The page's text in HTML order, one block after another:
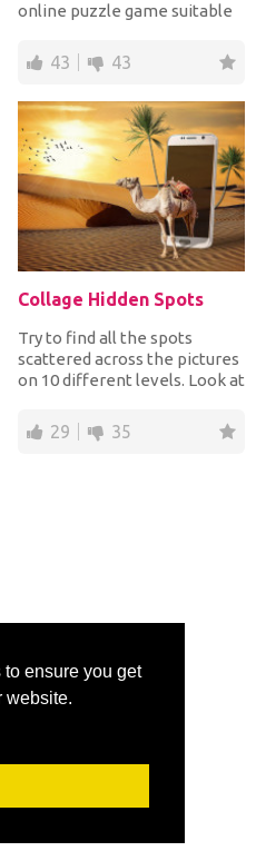
ensure you get
website.
online puzzle game suitable
43 43
Collage Hidden Spots
Try to find all the spots
scattered across the pictures
on 10 different levels. Look at
29 35